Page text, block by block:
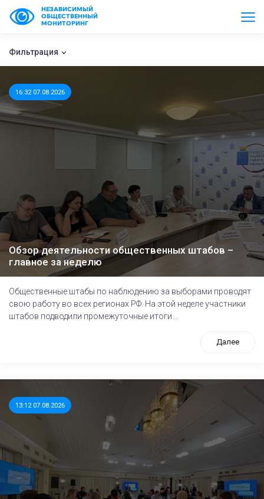
НЕЗАВИСИМЫЙ
ОБЩЕСТВЕННЫЙ
МОНИТОРИНГ
Фильтрация
16:32 07.08.2026
Обзор деятельности общественных штабов –
главное за неделю
Общественные штабы по наблюдению за выборами проводят
свою работу во всех регионах РФ. На этой неделе участники
штабов подводили промежуточные итоги...
Далее
13:12 07.08.2026